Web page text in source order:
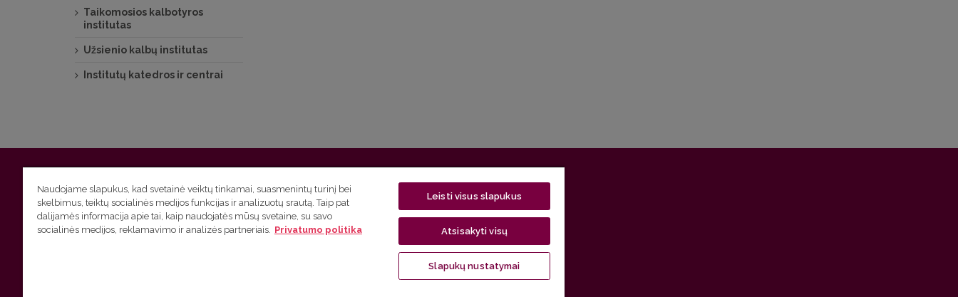
Taikomosios kalbotyros
institutas
Užsienio kalbų institutas
Institutų katedros ir centrai
Vilniaus universitetas Filologijos fakultetas | Universiteto g. 5, LT-01131 Vilnius
Studijų skyriaus(studijų ir tvarkaraščio klausimai) tel. (0 5) 268 7208 | El. paštasstudijos@flf.vu.lt
Administracijos(personalo, auditorijų ir komunikacijos klausimai) tel. (0 5) 268 7207 | El. paštasflf@flf.vu.lt
https://www.flf.vu.lt/lsk| El. paštasandrius.apinis@flf.vu.lt
Naudojame slapukus, kad svetainė veiktų tinkamai, suasmenintų turinį bei
skelbimus, teiktų socialinės medijos funkcijas ir analizuotų srautą. Taip pat
dalijamės informacija apie tai, kaip naudojatės mūsų svetaine, su savo
socialinės medijos, reklamavimo ir analizės partneriais. Privatumo politika
Leisti visus slapukus
Atsisakyti visų
Slapukų nustatymai